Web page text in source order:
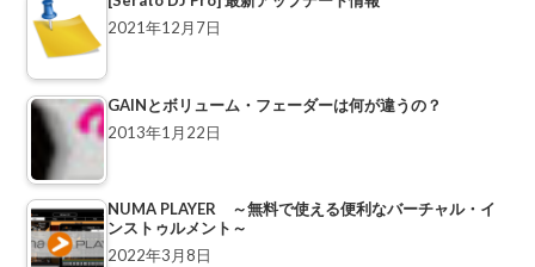
2021年12月7日
GAINとボリューム・フェーダーは何が違うの？
2013年1月22日
NUMA PLAYER ～無料で使える便利なバーチャル・イ
ンストゥルメント～
2022年3月8日